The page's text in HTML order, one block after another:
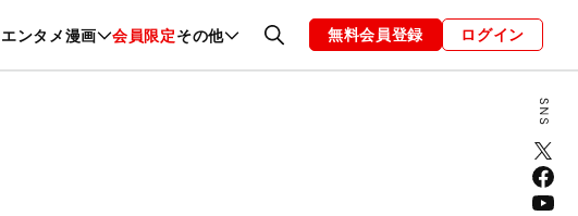
エンタメ漫画 会員限定その他
グルメ ファッション 恋愛・結婚 編集部 お知らせ
無料会員登録 ログイン